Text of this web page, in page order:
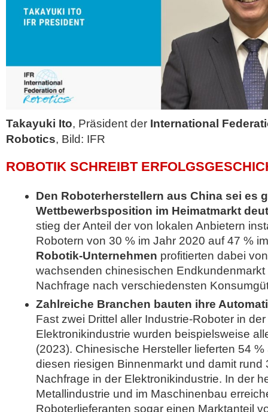
Takayuki Ito, Präsident der International
Robotics, Bild: IFR
ROBOTIK SCHREIBT
Den Roboterherstellern aus China sei es
Wettbewerbsposition im Heimatmarkt
stieg der Anteil der von lokalen Anbietern
Robotern von 30 % im Jahr 2020 auf 47 %
Robotik-Unternehmen profitierten dabei
wachsenden chinesischen Endkundenmarkt
Nachfrage nach verschiedensten
Zahlreiche Branchen bauten ihre
Fast zwei Drittel aller Industrie-Roboter in
Elektronikindustrie wurden beispielsweise
(2023). Chinesische Hersteller lieferten 54
diesen riesigen Binnenmarkt und damit rund
Nachfrage in der Elektronikindustrie. In der
Metallindustrie und im Maschinenbau
Roboterlieferanten sogar einen Marktanteil